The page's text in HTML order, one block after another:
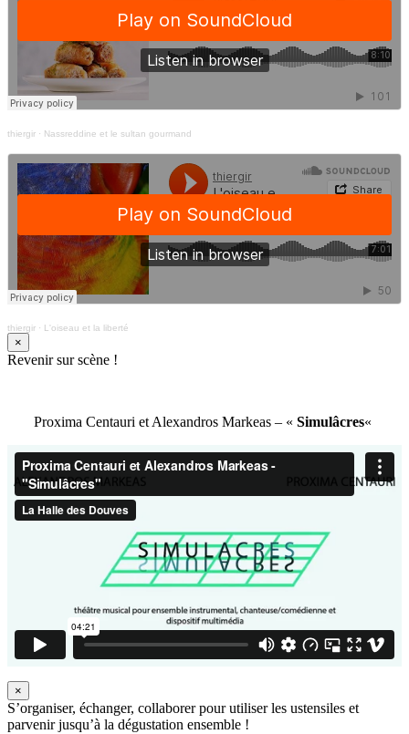
thiergir · Nassreddine et le sultan gourmand
thiergir · L'oiseau et la liberté
×
Revenir sur scène !
Proxima Centauri et Alexandros Markeas – « Simulâcres«
×
S’organiser, échanger, collaborer pour utiliser les ustensiles et
parvenir jusqu’à la dégustation ensemble !